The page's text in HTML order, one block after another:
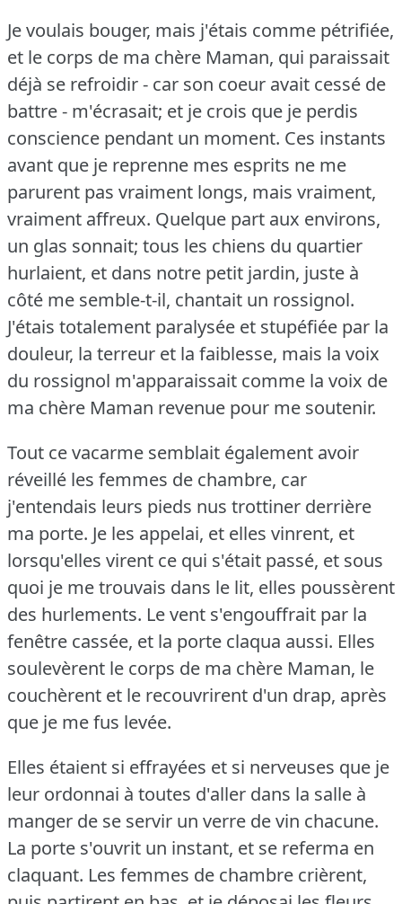
Je voulais bouger, mais j'étais comme pétrifiée,
et le corps de ma chère Maman, qui paraissait
déjà se refroidir - car son coeur avait cessé de
battre - m'écrasait; et je crois que je perdis
conscience pendant un moment. Ces instants
avant que je reprenne mes esprits ne me
parurent pas vraiment longs, mais vraiment,
vraiment affreux. Quelque part aux environs,
un glas sonnait; tous les chiens du quartier
hurlaient, et dans notre petit jardin, juste à
côté me semble-t-il, chantait un rossignol.
J'étais totalement paralysée et stupéfiée par la
douleur, la terreur et la faiblesse, mais la voix
du rossignol m'apparaissait comme la voix de
ma chère Maman revenue pour me soutenir.
Tout ce vacarme semblait également avoir
réveillé les femmes de chambre, car
j'entendais leurs pieds nus trottiner derrière
ma porte. Je les appelai, et elles vinrent, et
lorsqu'elles virent ce qui s'était passé, et sous
quoi je me trouvais dans le lit, elles poussèrent
des hurlements. Le vent s'engouffrait par la
fenêtre cassée, et la porte claqua aussi. Elles
soulevèrent le corps de ma chère Maman, le
couchèrent et le recouvrirent d'un drap, après
que je me fus levée.
Elles étaient si effrayées et si nerveuses que je
leur ordonnai à toutes d'aller dans la salle à
manger de se servir un verre de vin chacune.
La porte s'ouvrit un instant, et se referma en
claquant. Les femmes de chambre crièrent,